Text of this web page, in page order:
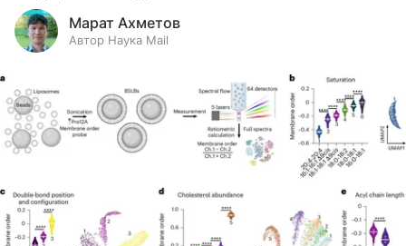
Марат Ахметов
Автор Наука Mail